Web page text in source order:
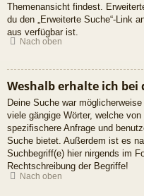
Themenansicht findest.
du den „Erweiterte Suche“-Link
aus verfügbar ist.
Nach oben
Weshalb erhalte ich bei
Deine Suche war
viele gängige Wörter, welche
spezifischere Anfrage und
Suche bietet. Außerdem ist es
Suchbegriff(e) hier nirgends im
Rechtschreibung der Begriffe!
Nach oben